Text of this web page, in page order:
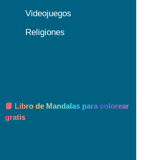
Videojuegos
Religiones
📘 Libro de Mandalas para colorear
gratis